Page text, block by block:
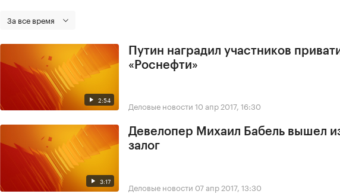
За все время
2:54
Путин наградил участников
«Роснефти»
Деловые новости 10 апр 2017, 16:30
3:17
Девелопер Михаил Бабель вышел
залог
Деловые новости 07 апр 2017, 13:30